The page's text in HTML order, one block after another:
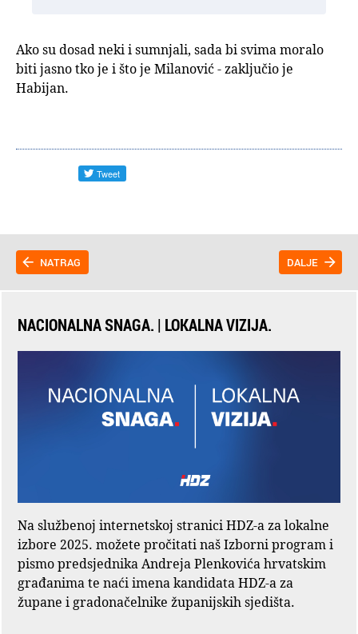
Ako su dosad neki i sumnjali, sada bi svima moralo
biti jasno tko je i što je Milanović - zaključio je
Habijan.
NATRAG DALJE
NACIONALNA SNAGA. | LOKALNA VIZIJA.
Na službenoj internetskoj stranici HDZ-a za lokalne
izbore 2025. možete pročitati naš Izborni program i
pismo predsjednika Andreja Plenkovića hrvatskim
građanima te naći imena kandidata HDZ-a za
župane i gradonačelnike županijskih sjedišta.